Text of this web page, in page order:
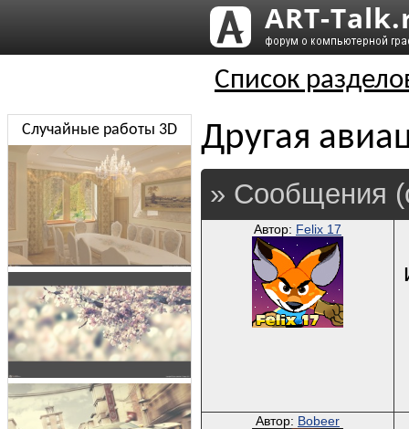
Список
Другая
» Сообщения
Автор: Felix 17
Автор: Bobeer
Случайные работы 3D